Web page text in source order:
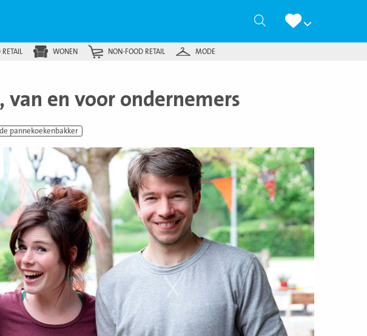
Zoeken
RETAIL WONEN NON-FOOD RETAIL MODE
en voor ondernemers
de pannekoekenbakker